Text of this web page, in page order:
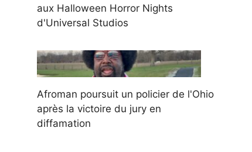
aux Halloween Horror Nights
d'Universal Studios
Afroman poursuit un policier de l'Ohio
après la victoire du jury en
diffamation